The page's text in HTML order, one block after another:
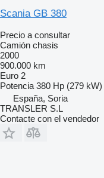
Scania GB 380
Precio a consultar
Camión chasis
2000
900.000 km
Euro 2
Potencia 380 Hp (279 kW)
España, Soria
TRANSLER S.L
Contacte con el vendedor